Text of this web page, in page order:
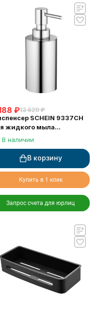
₽13 620 ₽
SCHEIN 9337CH
жидкого мыла
хром
В наличии
В корзину
Купить в 1 клик
Запрос счета для юрлиц